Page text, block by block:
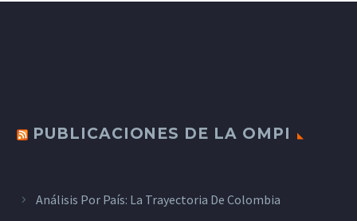
PUBLICACIONES DE LA OMPI
Análisis Por País: La Trayectoria De Colombia